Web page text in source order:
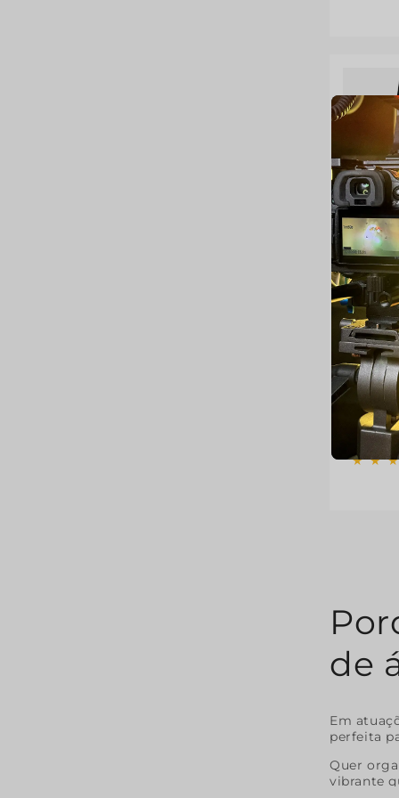
de
IP65 |
Preço
Preço
de
saldo
de
Em
perfeita
Quer
vibrante